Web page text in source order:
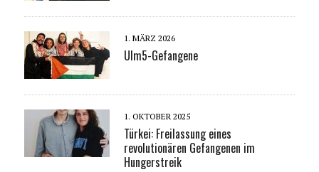
1. MÄRZ 2026
Ulm5-Gefangene
1. OKTOBER 2025
Türkei: Freilassung eines
revolutionären Gefangenen im
Hungerstreik